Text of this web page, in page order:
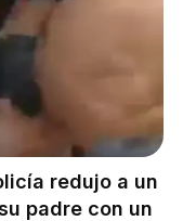
redujo a un
padre con un